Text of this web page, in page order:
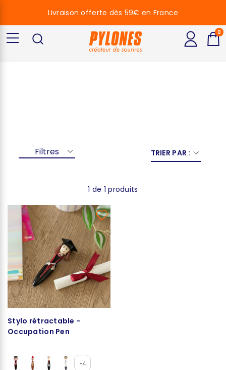
Filtres TRIER PAR :
1 de 1 produits
Stylo rétractable -
Occupation Pen
+4
Livraison offerte dès 59€ en France
0